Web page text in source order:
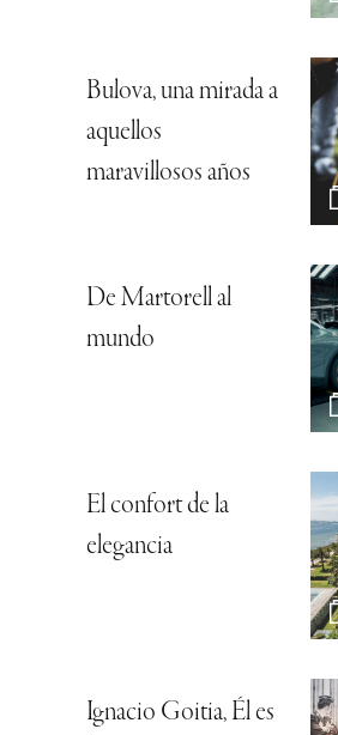
Bulova, una mirada a
aquellos
maravillosos años
De Martorell al
mundo
El confort de la
elegancia
Ignacio Goitia, Él es